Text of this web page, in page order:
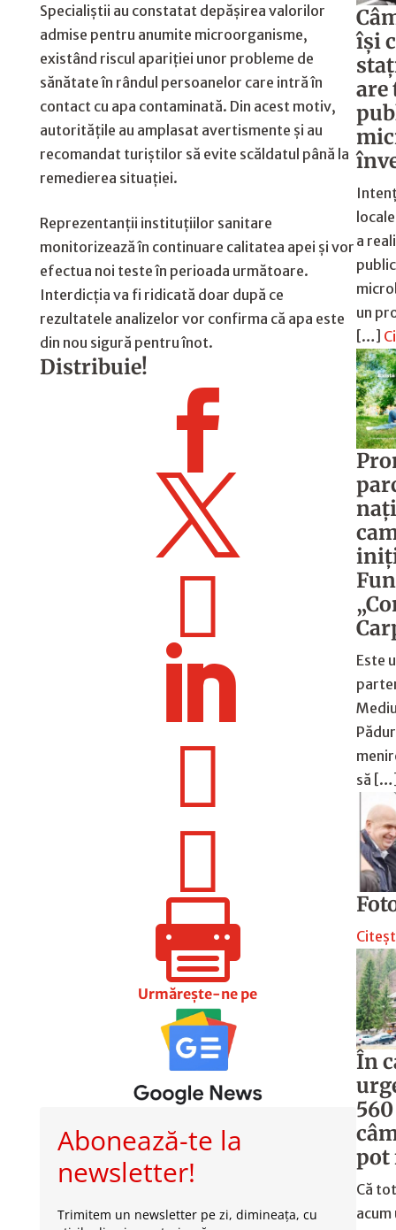
Specialiștii au constatat depășirea valorilor
admise pentru anumite microorganisme,
existând riscul apariției unor probleme de
sănătate în rândul persoanelor care intră în
contact cu apa contaminată. Din acest motiv,
autoritățile au amplasat avertismente și au
recomandat turiștilor să evite scăldatul până la
remedierea situației.
Reprezentanții instituțiilor sanitare
monitorizează în continuare calitatea apei și vor
efectua noi teste în perioada următoare.
Interdicția va fi ridicată doar după ce
rezultatele analizelor vor confirma că apa este
din nou sigură pentru înot.
Distribuie!







Urmărește-ne pe
Abonează-te la
newsletter!
Trimitem un newsletter pe zi, dimineața, cu
îşi
are
a
un
[…]
Este
să
În
pot
Că